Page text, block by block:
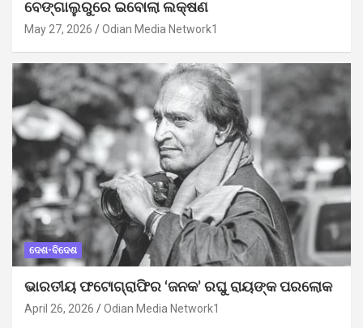
ବେଙ୍ଗାଲୁରୁରେ ଇବୋଲା ଲକ୍ଷଣ
May 27, 2026 Odian Media Network1
ଦେଶ-ବିଦେଶ
ଭାରତୀୟ ଫଟୋଗ୍ରାଫିର ‘ଜନକ’ ରଘୁ ରାୟଙ୍କ ପରଲୋକ
April 26, 2026 Odian Media Network1